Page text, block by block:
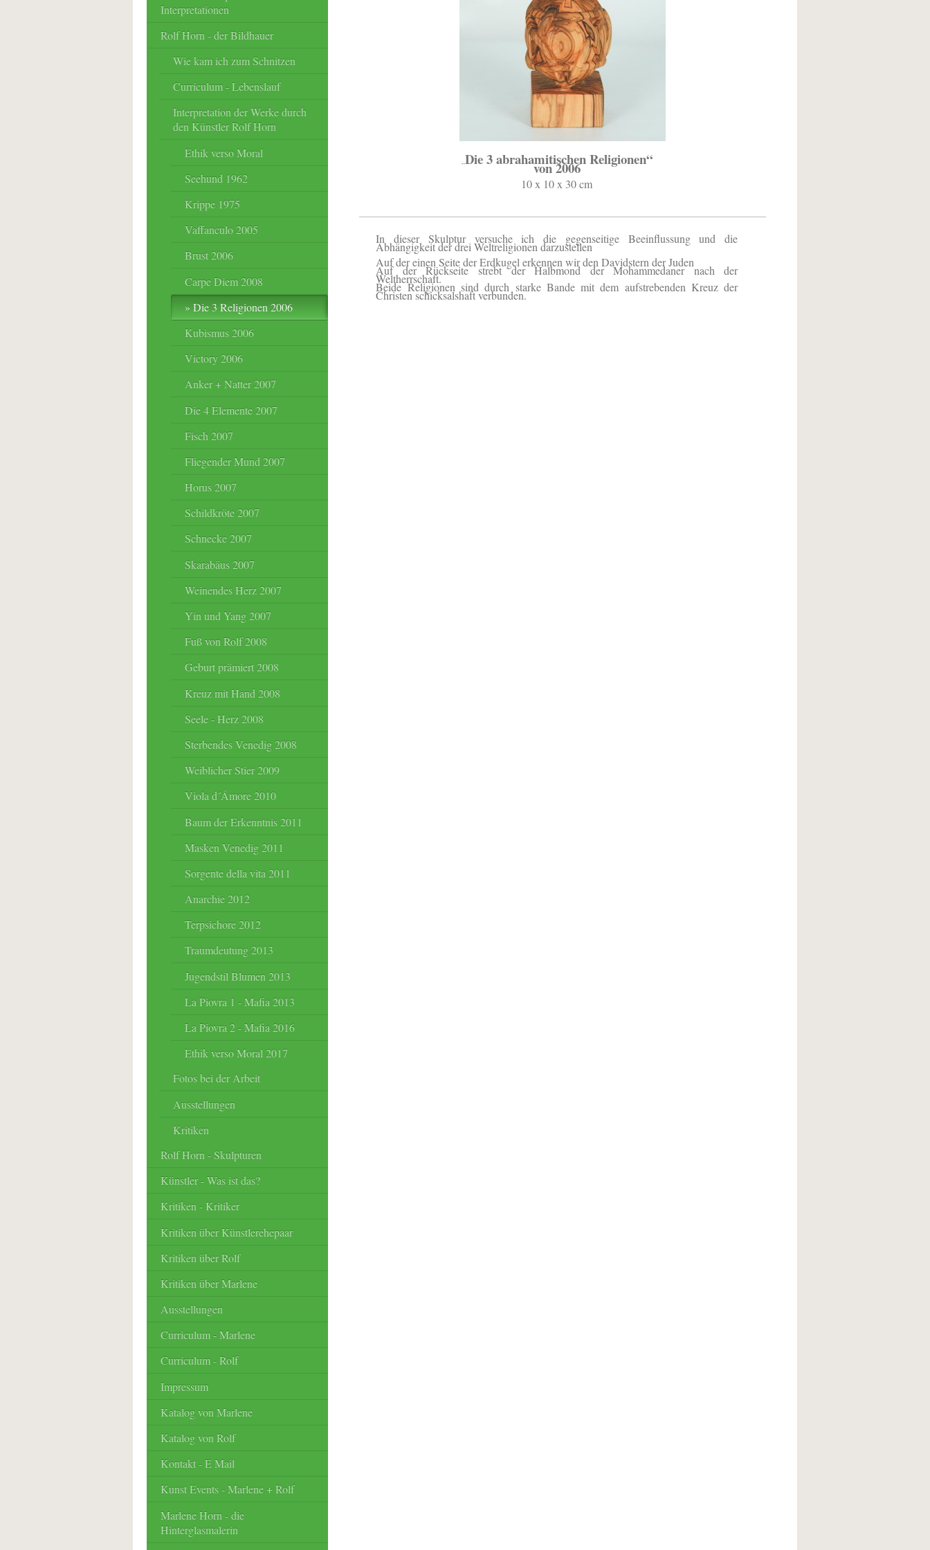
Die 3 abrahamitischen Religionen“
von 2006
10 x 10 x 30 cm
In dieser Skulptur versuche ich die gegenseitige Beeinflussung und die
Abhängigkeit der drei Weltreligionen darzustellen
Auf der einen Seite der Erdkugel erkennen wir den Davidstern der Juden
Auf der Rückseite strebt der Halbmond der Mohammedaner nach der
Weltherrschaft.
Beide Religionen sind durch starke Bande mit dem aufstrebenden Kreuz der
Christen schicksalshaft verbunden.
Interpretationen
Rolf Horn - der Bildhauer
Wie kam ich zum Schnitzen
Curriculum - Lebenslauf
Interpretation der Werke durch
den Künstler Rolf Horn
Ethik verso Moral
Seehund 1962
Krippe 1975
Vaffanculo 2005
Brust 2006
Carpe Diem 2008
Die 3 Religionen 2006
Kubismus 2006
Victory 2006
Anker + Natter 2007
Die 4 Elemente 2007
Fisch 2007
Fliegender Mund 2007
Horus 2007
Schildkröte 2007
Schnecke 2007
Skarabäus 2007
Weinendes Herz 2007
Yin und Yang 2007
Fuß von Rolf 2008
Geburt prämiert 2008
Kreuz mit Hand 2008
Seele - Herz 2008
Sterbendes Venedig 2008
Weiblicher Stier 2009
Viola d´Ámore 2010
Baum der Erkenntnis 2011
Masken Venedig 2011
Sorgente della vita 2011
Anarchie 2012
Terpsichore 2012
Traumdeutung 2013
Jugendstil Blumen 2013
La Piovra 1 - Mafia 2013
La Piovra 2 - Mafia 2016
Ethik verso Moral 2017
Fotos bei der Arbeit
Ausstellungen
Kritiken
Rolf Horn - Skulpturen
Künstler - Was ist das?
Kritiken - Kritiker
Kritiken über Künstlerehepaar
Kritiken über Rolf
Kritiken über Marlene
Ausstellungen
Curriculum - Marlene
Curriculum - Rolf
Impressum
Katalog von Marlene
Katalog von Rolf
Kontakt - E Mail
Kunst Events - Marlene + Rolf
Marlene Horn - die
Hinterglasmalerin